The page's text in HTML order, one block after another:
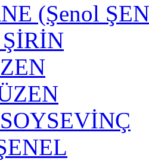
(Şenol